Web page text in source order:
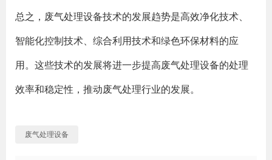
总之，废气处理设备技术的发展趋势是高效净化技术、
智能化控制技术、综合利用技术和绿色环保材料的应
用。这些技术的发展将进一步提高废气处理设备的处理
效率和稳定性，推动废气处理行业的发展。
废气处理设备